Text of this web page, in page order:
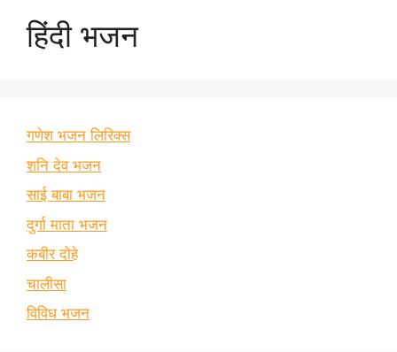
हिंदी भजन
गणेश भजन लिरिक्स
शनि देव भजन
साई बाबा भजन
दुर्गा माता भजन
कबीर दोहे
चालीसा
विविध भजन